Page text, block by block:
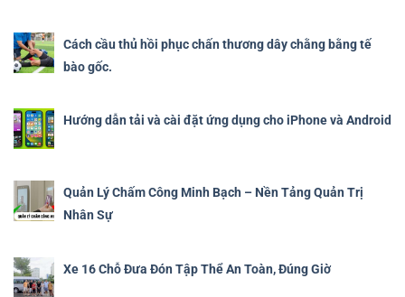
Cách cầu thủ hồi phục chấn thương dây chằng bằng tế
bào gốc.
Hướng dẫn tải và cài đặt ứng dụng cho iPhone và Android
Quản Lý Chấm Công Minh Bạch – Nền Tảng Quản Trị
Nhân Sự
Xe 16 Chỗ Đưa Đón Tập Thể An Toàn, Đúng Giờ